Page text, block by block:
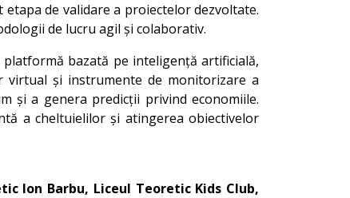
de validare a proiectelor dezvoltate.
de lucru agil și colaborativ.
platformă bazată pe inteligență artificială,
virtual și instrumente de monitorizare a
și a genera predicții privind economiile.
a cheltuielilor și atingerea obiectivelor
Ion Barbu, Liceul Teoretic Kids Club,